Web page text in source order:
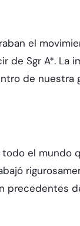
el
Sgr A*. La
de nuestra
el mundo